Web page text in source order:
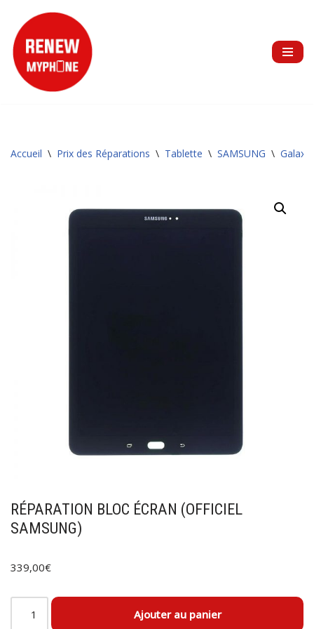
Aller
au
contenu
Accueil \ Prix des Réparations \ Tablette \ SAMSUNG \ Galaxy
RÉPARATION BLOC ÉCRAN (OFFICIEL
SAMSUNG)
339,00€
Ajouter au panier